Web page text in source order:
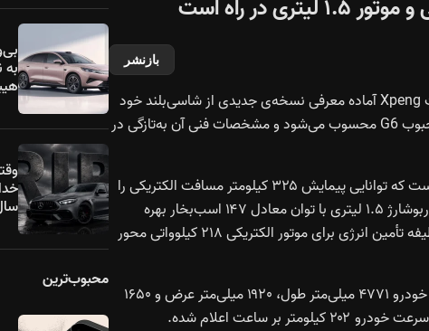
بازنشر
بر اساس اطلاعات منتشرشده از سوی وزارت صنعت و فناوری اطلاعات چین، شرکت Xpeng آماده معرفی نسخه‌ی جدیدی از شاسی‌بلند خود
با نام G6 EREV است. این مدل در واقع نسخه‌ی افزایش‌دهنده برد از خودروی محبوب G6 محسوب می‌شود و مشخصات فنی آن به‌تازگی در
طبق داده‌های رسمی، G6 EREV به یک بسته باتری ۵۵.۸ کیلووات‌ساعتی مجهز است که توانایی پیمایش ۳۲۵ کیلومتر مسافت الکتریکی را
طبق استاندارد WTLC فراهم می‌کند. افزون بر این، خودرو از یک پیشرانه بنزینی توربوشارژ ۱.۵ لیتری با توان معادل ۱۴۷ اسب‌بخار بهره
می‌برد که توسط شرکت Dong’an Powertrain تولید می‌شود. این موتور بنزینی وظیفه تأمین انرژی برای موتور الکتریکی ۲۱۸ کیلوواتی محور
از نظر ابعاد، Xpeng G6 EREV دقیقاً با نسخه تمام‌برقی خود هم‌اندازه است. این خودرو ۴۷۷۱ میلی‌متر طول، ۱۹۲۰ میلی‌متر عرض و ۱۶۵۰
سال
محبوب‌ترین